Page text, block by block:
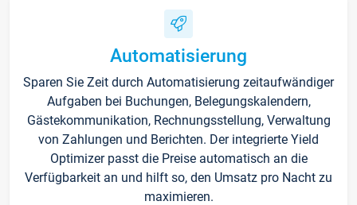
Automatisierung
Sparen Sie Zeit durch Automatisierung zeitaufwändiger
Aufgaben bei Buchungen, Belegungskalendern,
Gästekommunikation, Rechnungsstellung, Verwaltung
von Zahlungen und Berichten. Der integrierte Yield
Optimizer passt die Preise automatisch an die
Verfügbarkeit an und hilft so, den Umsatz pro Nacht zu
maximieren.